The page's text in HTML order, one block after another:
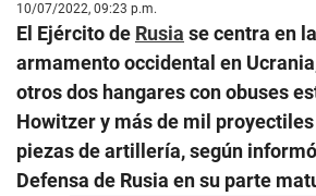
10/07/2022, 09:23 p.m.
El Ejército de Rusia se centra en
armamento occidental en
otros dos hangares con obuses
Howitzer y más de mil
piezas de artillería, según
Defensa de Rusia en su parte